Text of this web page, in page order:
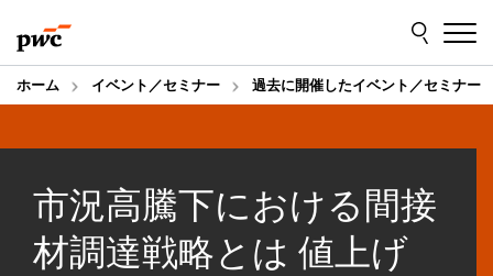
to
content
to
footer
ホーム イベント／セミナー 過去に開催したイベント／セミナー
市況高騰下における間接
材調達戦略とは 値上げ